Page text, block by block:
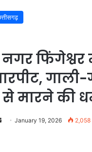
फिंगेश्वर
मारने की
Send January 19, 2026 2,058